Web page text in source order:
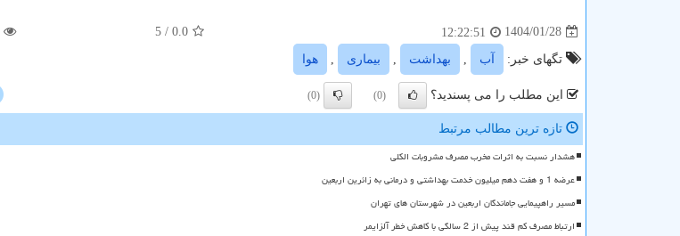
1404/01/28
12:22:51
0.0
/ 5
تگهای خبر: آب بهداشت بیماری هوا
این مطلب را می پسندید؟ (0)
(0)
تازه ترین مطالب مرتبط
هشدار نسبت به اثرات مخرب مصرف مشروبات الکلی
عرضه 1 و هفت دهم میلیون خدمت بهداشتی و درمانی به زائرین اربعین
مسیر راهپیمایی جاماندگان اربعین در شهرستان های تهران
ارتباط مصرف کم قند پیش از 2 سالگی با کاهش خطر آلزایمر